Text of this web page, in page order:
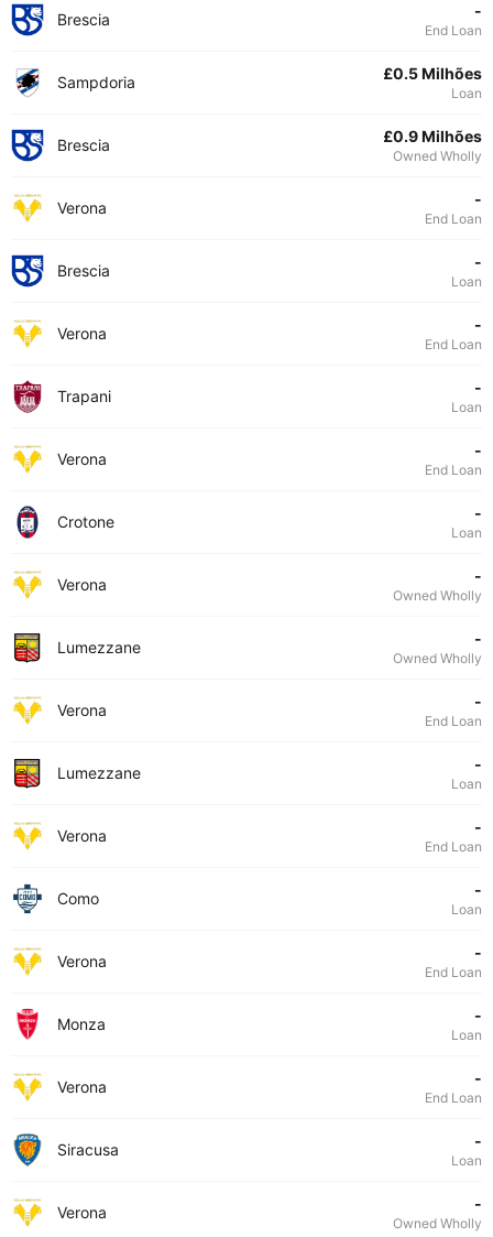
Brescia -
End Loan
Sampdoria £0.5 Milhões
Loan
Brescia £0.9 Milhões
Owned Wholly
Verona -
End Loan
Brescia -
Loan
Verona -
End Loan
Trapani -
Loan
Verona -
End Loan
Crotone -
Loan
Verona -
Owned Wholly
Lumezzane -
Owned Wholly
Verona -
End Loan
Lumezzane -
Loan
Verona -
End Loan
Como -
Loan
Verona -
End Loan
Monza -
Loan
Verona -
End Loan
Siracusa -
Loan
Verona -
Owned Wholly